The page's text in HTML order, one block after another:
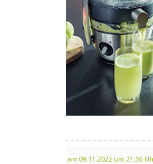
am 09.11.2022 um 21:56